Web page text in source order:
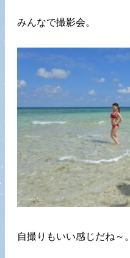
みんなで撮影会。
自撮りもいい感じだね～。